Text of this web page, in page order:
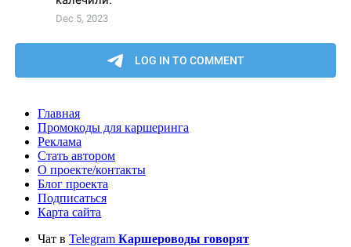
Главная
Промокоды для каршеринга
Реклама
Стать автором
О проекте/контакты
Блог проекта
Подписаться
Карта сайта
Чат в Telegram Каршероводы говорят